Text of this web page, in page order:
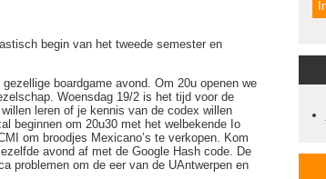
begin van het tweede semester en
boardgame avond. Om 20u openen we
Woensdag 19/2 is het tijd voor de
leren of je kennis van de codex willen
beginnen om 20u30 met het welbekende Io
om broodjes Mexicano’s te verkopen. Kom
avond af met de Google Hash code. De
problemen om de eer van de UAntwerpen en